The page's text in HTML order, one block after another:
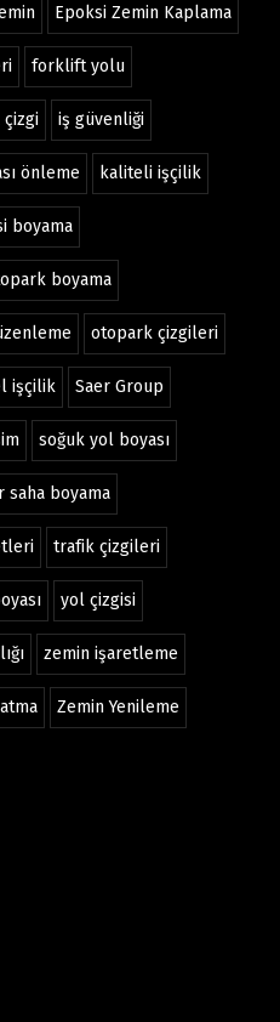
Epoksi Zemin Kaplama
forklift yolu
iş güvenliği
önleme kaliteli işçilik
boyama
boyama
otopark çizgileri
işçilik Saer Group
soğuk yol boyası
saha boyama
trafik çizgileri
yol çizgisi
zemin işaretleme
Zemin Yenileme